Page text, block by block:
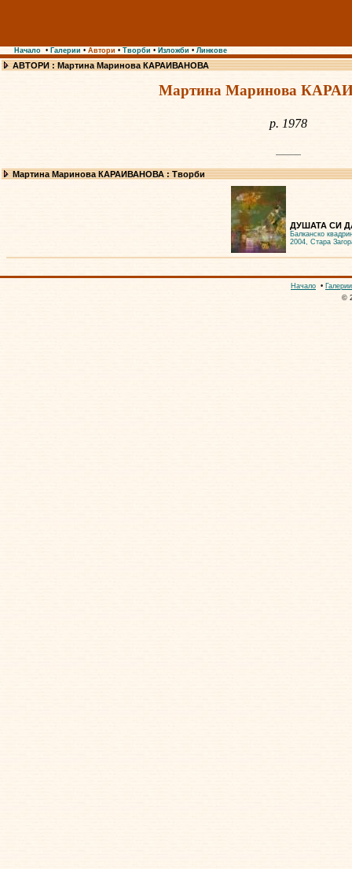
Начало • Галерии • Автори • Творби • Изложби • Линкове
АВТОРИ : Мартина Маринова КАРАИВАНОВА
Мартина Маринова
р. 1978
Мартина Маринова КАРАИВАНОВА : Творби
ДУШАТА СИ
Балканско
2004, Стара
Начало • Галерии
©